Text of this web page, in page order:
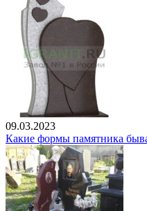
09.03.2023
Какие формы памятника